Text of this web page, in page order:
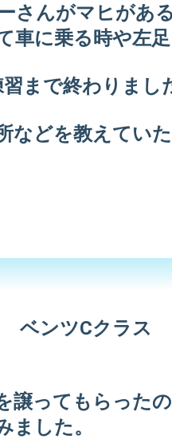
さんがマヒがあ
車に乗る時や左
まで終わりまし
などを教えてい
ベンツCクラス
譲ってもらった
ました。